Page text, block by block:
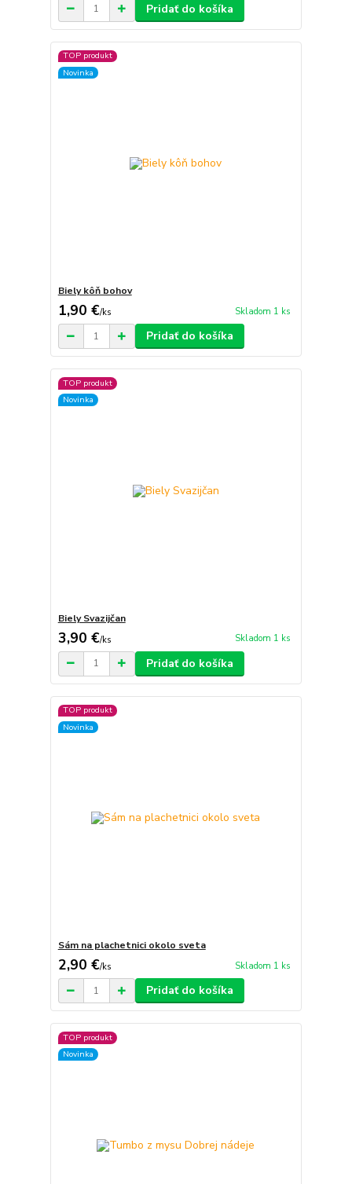
Pridať do košíka
TOP produkt
Novinka
Biely kôň bohov
1,90 €/ks Skladom 1 ks
Pridať do košíka
TOP produkt
Novinka
Biely Svazijčan
3,90 €/ks Skladom 1 ks
Pridať do košíka
TOP produkt
Novinka
Sám na plachetnici okolo sveta
2,90 €/ks Skladom 1 ks
Pridať do košíka
TOP produkt
Novinka